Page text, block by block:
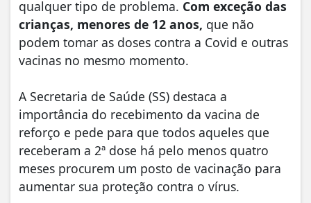
qualquer tipo de problema. Com exceção das
crianças, menores de 12 anos, que não
podem tomar as doses contra a Covid e outras
vacinas no mesmo momento.
A Secretaria de Saúde (SS) destaca a
importância do recebimento da vacina de
reforço e pede para que todos aqueles que
receberam a 2ª dose há pelo menos quatro
meses procurem um posto de vacinação para
aumentar sua proteção contra o vírus.